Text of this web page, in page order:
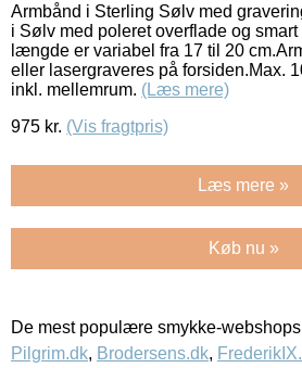
Armbånd i Sterling Sølv med
i Sølv med poleret overflade og
længde er variabel fra 17 til 20
eller lasergraveres på forsiden.Max.
inkl. mellemrum. (Læs mere)
975 kr. (Vis fragtpris)
Læs mere »
Køb nu »
De mest populære smykke-
Pilgrim.dk, Brodersens.dk,